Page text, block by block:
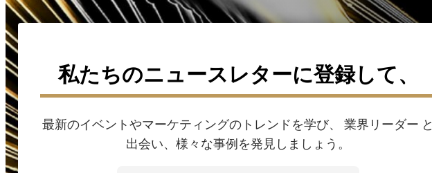
私たちのニュースレターに登録して、
最新のイベントやマーケティングのトレンドを学び、 業界リーダー と
出会い、様々な事例を発見しましょう。